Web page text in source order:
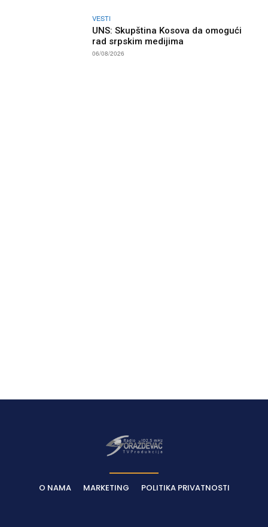
VESTI
UNS: Skupština Kosova da omogući
rad srpskim medijima
06/08/2026
O NAMA MARKETING POLITIKA PRIVATNOSTI